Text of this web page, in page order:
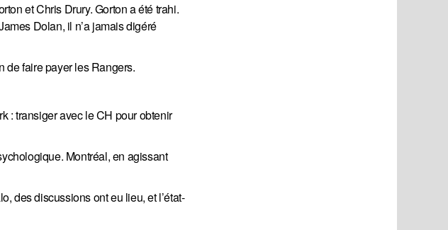
et Chris Drury. Gorton a été trahi.
Dolan, il n’a jamais digéré
de faire payer les Rangers.
: transiger avec le CH pour obtenir
Montréal, en agissant
des discussions ont eu lieu, et l’état-